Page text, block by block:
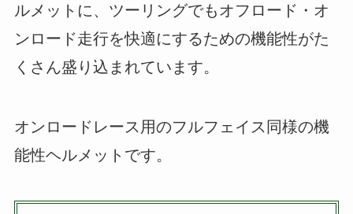
ルメットに、ツーリングでもオフロード・オ
ンロード走行を快適にするための機能性がた
くさん盛り込まれています。
オンロードレース用のフルフェイス同様の機
能性ヘルメットです。